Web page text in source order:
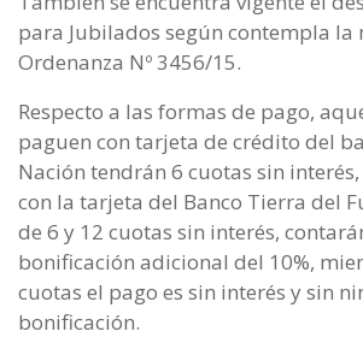
para Jubilados según contempla la
Ordenanza Nº 3456/15.
Respecto a las formas de pago,
paguen con tarjeta de crédito del
Nación tendrán 6 cuotas sin
con la tarjeta del Banco Tierra del
de 6 y 12 cuotas sin interés,
bonificación adicional del 10%,
cuotas el pago es sin interés y sin
bonificación.